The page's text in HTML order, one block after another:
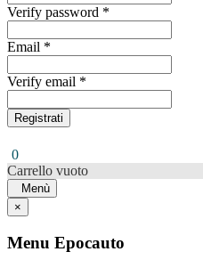
Verify password *
Email *
Verify email *
Registrati
0
Carrello vuoto
Menù
×
Menu Epocauto